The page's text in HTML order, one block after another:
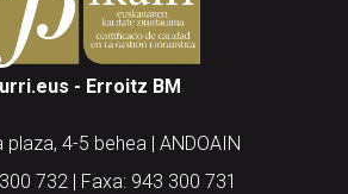
- Erroitz BM
plaza, 4-5 behea | ANDOAIN
732 | Faxa: 943 300 731